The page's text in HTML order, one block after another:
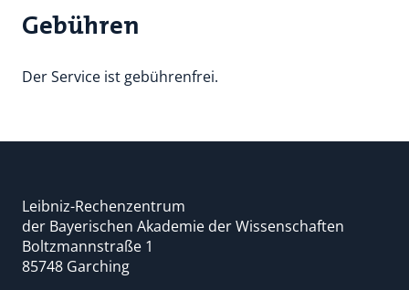
Gebühren
Der Service ist gebührenfrei.
Leibniz-Rechenzentrum
der Bayerischen Akademie der Wissenschaften
Boltzmannstraße 1
85748 Garching